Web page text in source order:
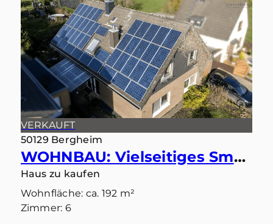
VERKAUFT
50129 Bergheim
WOHNBAU: Vielseitiges Smart-Home: Ideal als Einfamilienhaus oder Zweiparteienhaus
Haus zu kaufen
Wohnfläche: ca. 192 m²
Zimmer: 6